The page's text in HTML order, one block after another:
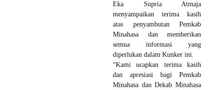
Eka Supria Atmaja
menyampaikan terima kasih
atas penyambutan Pemkab
Minahasa dan memberikan
semua informasi yang
diperlukan dalam Kunker ini.
“Kami ucapkan terima kasih
dan apresiasi bagi Pemkab
Minahasa dan Dekab Minahasa